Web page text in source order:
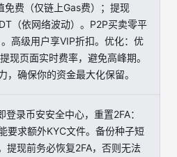
免费（仅链上Gas费）；提现
（依网络波动）。P2P买卖零平
高级用户享VIP折扣。优化：优
现页面实时费率，避免高峰期。
确保你的资金最大化保留。
录币安安全中心，重置2FA：
要求额外KYC文件。备份种子短
现前务必恢复2FA，否则无法